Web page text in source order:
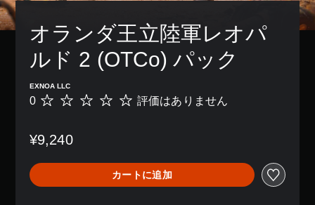
オランダ王立陸軍レオパ
ルド 2 (OTCo) パック
EXNOA LLC
評
あ
ま
せ
ん
0 評価はありません
¥9,240
カートに追加